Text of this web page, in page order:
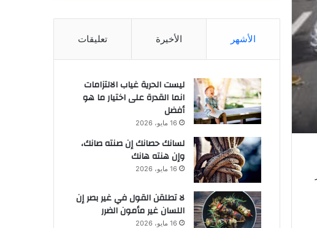
الأشهر الأخيرة تعليقات
ليست الحرية غياب الالتزامات
انما القدرة على اختيار ما هو
أفضل
16 مايو، 2026
لسانك حصانك إن صنته صانك،
وإن هنته هانك
16 مايو، 2026
لا تطلقن القول في غير بصر إن
اللسان غير مأمون الضرر
16 مايو، 2026